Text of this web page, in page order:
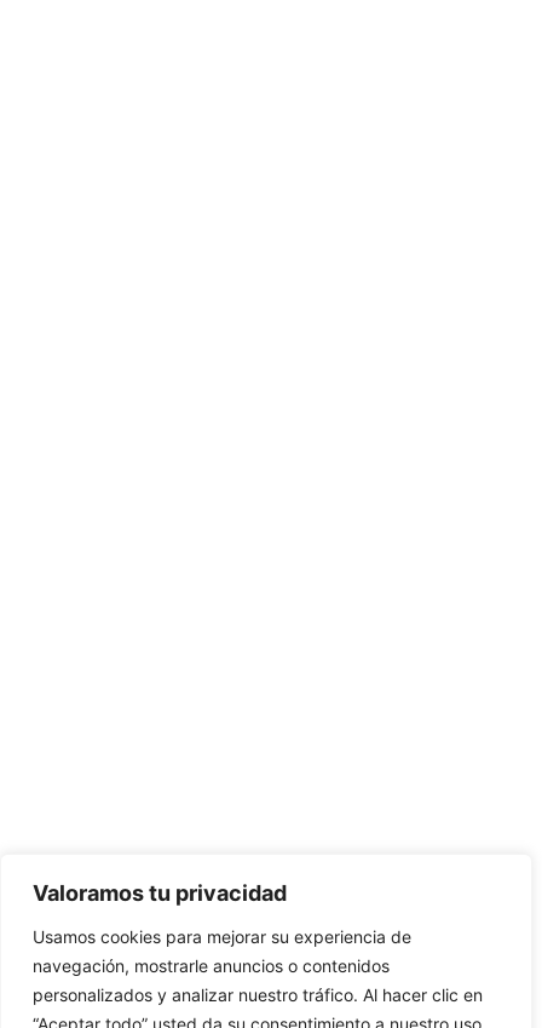
Valoramos tu privacidad
Usamos cookies para mejorar su experiencia de
navegación, mostrarle anuncios o contenidos
personalizados y analizar nuestro tráfico. Al hacer clic en
“Aceptar todo” usted da su consentimiento a nuestro uso